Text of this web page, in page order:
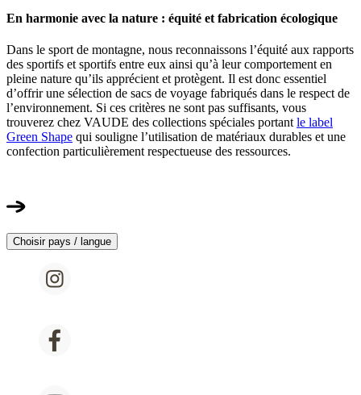
En harmonie avec la nature : équité et fabrication écologique
Dans le sport de montagne, nous reconnaissons l’équité aux rapports
des sportifs et sportifs entre eux ainsi qu’à leur comportement en
pleine nature qu’ils apprécient et protègent. Il est donc essentiel
d’offrir une sélection de sacs de voyage fabriqués dans le respect de
l’environnement. Si ces critères ne sont pas suffisants, vous
trouverez chez VAUDE des collections spéciales portant le label
Green Shape qui souligne l’utilisation de matériaux durables et une
confection particulièrement respectueuse des ressources.
Choisir pays / langue